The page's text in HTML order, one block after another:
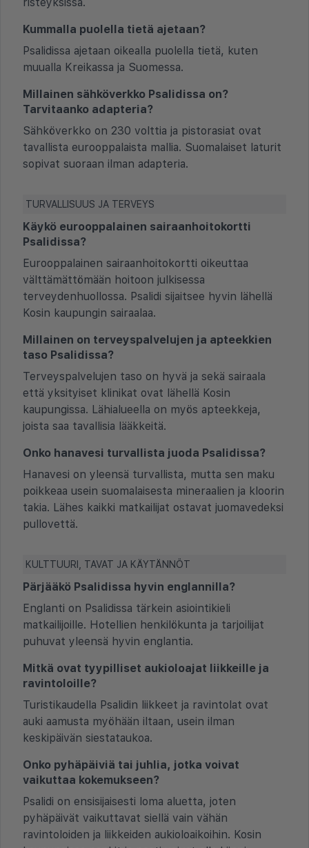
Kummalla puolella tietä ajetaan?
Psalidissa ajetaan oikealla puolella tietä, kuten
muualla Kreikassa ja Suomessa.
Millainen sähköverkko Psalidissa on?
Tarvitaanko adapteria?
Sähköverkko on 230 volttia ja pistorasiat ovat
tavallista eurooppalaista mallia. Suomalaiset laturit
sopivat suoraan ilman adapteria.
TURVALLISUUS JA TERVEYS
Käykö eurooppalainen sairaanhoitokortti
Psalidissa?
Eurooppalainen sairaanhoitokortti oikeuttaa
välttämättömään hoitoon julkisessa
terveydenhuollossa. Psalidi sijaitsee hyvin lähellä
Kosin kaupungin sairaalaa.
Millainen on terveyspalvelujen ja apteekkien
taso Psalidissa?
Terveyspalvelujen taso on hyvä ja sekä sairaala
että yksityiset klinikat ovat lähellä Kosin
kaupungissa. Lähialueella on myös apteekkeja,
joista saa tavallisia lääkkeitä.
Onko hanavesi turvallista juoda Psalidissa?
Hanavesi on yleensä turvallista, mutta sen maku
poikkeaa usein suomalaisesta mineraalien ja kloorin
takia. Lähes kaikki matkailijat ostavat juomavedeksi
pullovettä.
KULTTUURI, TAVAT JA KÄYTÄNNÖT
Pärjääkö Psalidissa hyvin englannilla?
Englanti on Psalidissa tärkein asiointikieli
matkailijoille. Hotellien henkilökunta ja tarjoilijat
puhuvat yleensä hyvin englantia.
Mitkä ovat tyypilliset aukioloajat liikkeille ja
ravintoloille?
Turistikaudella Psalidin liikkeet ja ravintolat ovat
auki aamusta myöhään iltaan, usein ilman
keskipäivän siestataukoa.
Onko pyhäpäiviä tai juhlia, jotka voivat
vaikuttaa kokemukseen?
Psalidi on ensisijaisesti loma aluetta, joten
pyhäpäivät vaikuttavat siellä vain vähän
ravintoloiden ja liikkeiden aukioloaikoihin. Kosin